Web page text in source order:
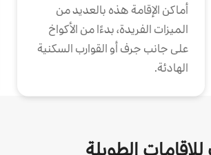
أماكن الإقامة هذه بالعديد من
الميزات الفريدة، بدءًا من الأكواخ
على جانب جرف أو القوارب السكنية
الهادئة.
للإقامات الطويلة